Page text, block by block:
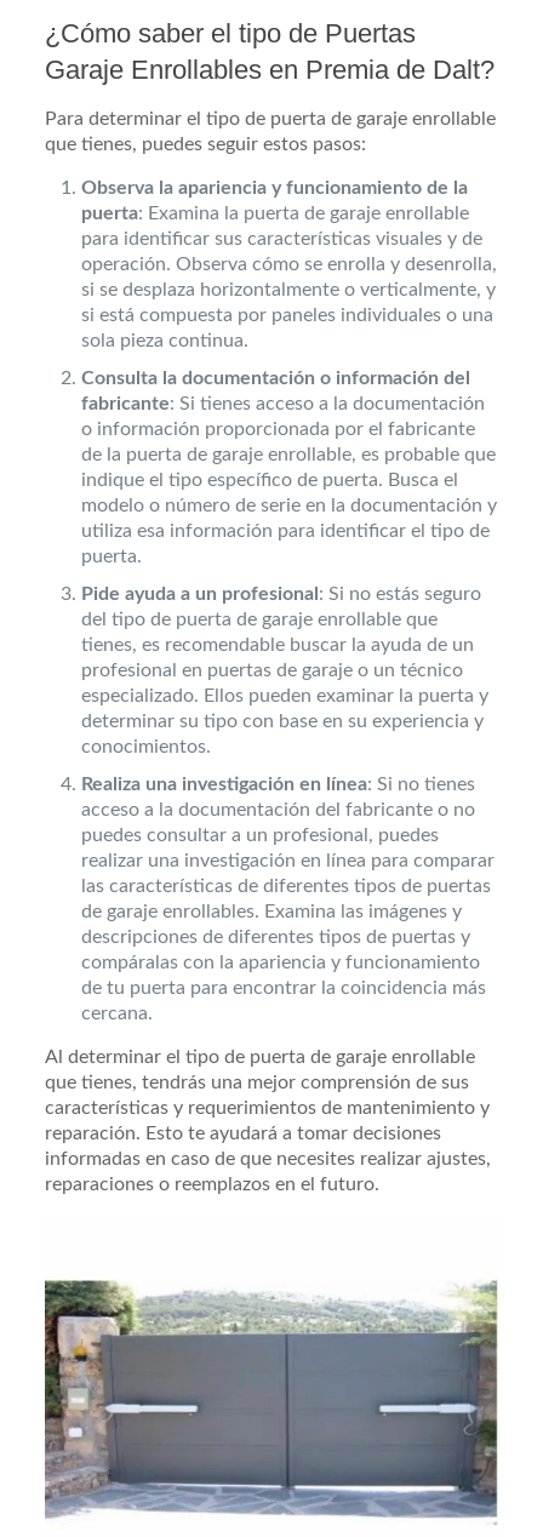
¿Cómo saber el tipo de Puertas
Garaje Enrollables en Premia de Dalt?
Para determinar el tipo de puerta de garaje enrollable
que tienes, puedes seguir estos pasos:
Observa la apariencia y funcionamiento de la
puerta: Examina la puerta de garaje enrollable
para identificar sus características visuales y de
operación. Observa cómo se enrolla y desenrolla,
si se desplaza horizontalmente o verticalmente, y
si está compuesta por paneles individuales o una
sola pieza continua.
Consulta la documentación o información del
fabricante: Si tienes acceso a la documentación
o información proporcionada por el fabricante
de la puerta de garaje enrollable, es probable que
indique el tipo específico de puerta. Busca el
modelo o número de serie en la documentación y
utiliza esa información para identificar el tipo de
puerta.
Pide ayuda a un profesional : Si no estás seguro
del tipo de puerta de garaje enrollable que
tienes, es recomendable buscar la ayuda de un
profesional en puertas de garaje o un técnico
especializado. Ellos pueden examinar la puerta y
determinar su tipo con base en su experiencia y
conocimientos.
Realiza una investigación en línea: Si no tienes
acceso a la documentación del fabricante o no
puedes consultar a un profesional, puedes
realizar una investigación en línea para comparar
las características de diferentes tipos de puertas
de garaje enrollables. Examina las imágenes y
descripciones de diferentes tipos de puertas y
compáralas con la apariencia y funcionamiento
de tu puerta para encontrar la coincidencia más
cercana.
Al determinar el tipo de puerta de garaje enrollable
que tienes, tendrás una mejor comprensión de sus
características y requerimientos de mantenimiento y
reparación. Esto te ayudará a tomar decisiones
informadas en caso de que necesites realizar ajustes,
reparaciones o reemplazos en el futuro.